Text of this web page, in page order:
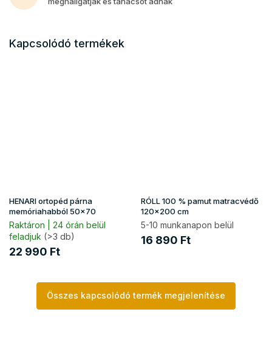
Kapcsolódó termékek
HENARI ortopéd párna
memóriahabból 50x70
Raktáron | 24 órán belül
feladjuk (>3 db)
22 990 Ft
RÓLL 100 % pamut matracvédő
120x200 cm
5-10 munkanapon belül
16 890 Ft
Összes kapcsolódó termék megjelenítése